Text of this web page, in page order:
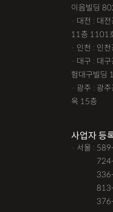
이음빌딩
· 대전 : 대
11층 1101
· 인천 : 인
· 대구 : 대
험대구빌딩
· 광주 : 광
옥 15층
사업자 등
· 서울 :